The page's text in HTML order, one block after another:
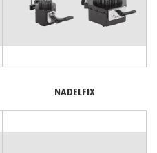
NADELFIX